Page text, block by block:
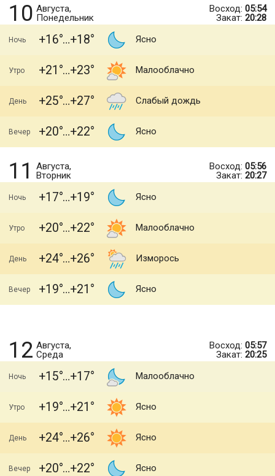
10 Августа,
Понедельник
Восход: 05:54
Закат: 20:28
Ночь +16 +18 Ясно
Утро +21 +23 Малооблачно
День +25 +27 Слабый дождь
Вечер +20 +22 Ясно
11
Августа,
Вторник
Восход: 05:56
Закат: 20:27
Ночь +17 +19 Ясно
Утро +20 +22 Малооблачно
День +24 +26 Изморось
Вечер +19 +21 Ясно
12 Августа,
Среда
Восход: 05:57
Закат: 20:25
Ночь +15 +17 Малооблачно
Утро +19 +21 Ясно
День +24 +26 Ясно
Вечер +20 +22 Ясно